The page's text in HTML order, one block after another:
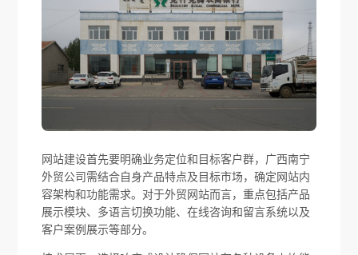
网站建设首先要明确业务定位和目标客户群，广西南宁
外贸公司需结合自身产品特点及目标市场，确定网站内
容架构和功能需求。对于外贸网站而言，重点包括产品
展示模块、多语言切换功能、在线咨询和留言系统以及
客户案例展示等部分。